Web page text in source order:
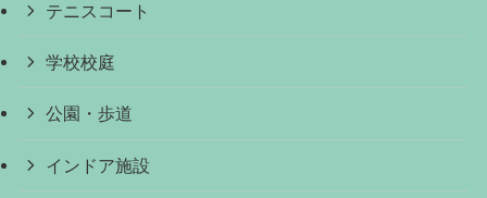
テニスコート
学校校庭
公園・歩道
インドア施設